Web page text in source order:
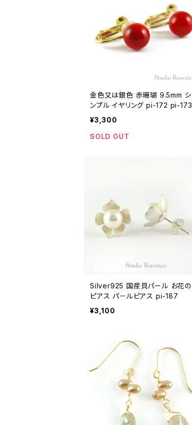
金色又は銀色 赤珊瑚 9.5mm シ
ンプル イヤリング pi-172 pi-173
¥3,300
SOLD OUT
Silver925 国産貝パール お花の
ピアス パ－ルピアス pi-187
¥3,100